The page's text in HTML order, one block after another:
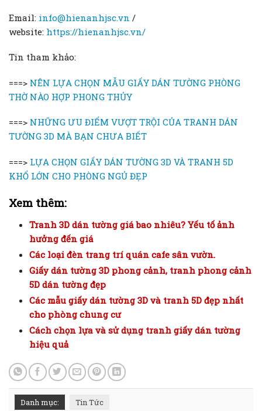
Email: info@hienanhjsc.vn /
website: https://hienanhjsc.vn/
Tin tham khảo:
===> NÊN LỰA CHỌN MẪU GIẤY DÁN TƯỜNG PHÒNG
THỜ NÀO HỢP PHONG THỦY
===> NHỮNG ƯU ĐIỂM VƯỢT TRỘI CỦA TRANH DÁN
TƯỜNG 3D MÀ BẠN CHƯA BIẾT
===> LỰA CHỌN GIẤY DÁN TƯỜNG 3D VÀ TRANH 5D
KHỔ LỚN CHO PHÒNG NGỦ ĐẸP
Xem thêm:
Tranh 3D dán tường giá bao nhiêu? Yếu tố ảnh
hưởng đến giá
Các loại đèn trang trí quán cafe sân vườn.
Giấy dán tường 3D phong cảnh, tranh phong cảnh
5D dán tường đẹp
Các mẫu giấy dán tường 3D và tranh 5D đẹp nhất
cho phòng chung cư
Cách chọn lựa và sử dụng tranh giấy dán tường
hiệu quả
Danh mục: Tin Tức